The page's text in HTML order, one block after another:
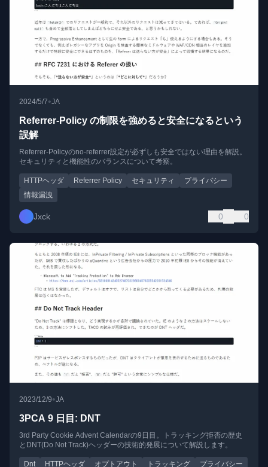
2024/5/7•JA
Referrer-Policy の制限を強めると安全になるという
誤解
Referrer-Policyのno-referrer設定が必ずしも安全ではない理由を解説。
セキュリティと機能性のバランスについて考察。
HTTPヘッダ Referrer Policy セキュリティ
プライバシー
情報漏洩
Jxck 0 0
2023/12/9•JA
3PCA 9 日目: DNT
3rd Party Cookie Advent Calendarの9日目。トラッキング拒否の歴史
とDNT(Do Not Track)ヘッダーの技術的発展について解説します。
Dnt HTTPヘッダ オプトアウト トラッキング プライバシー